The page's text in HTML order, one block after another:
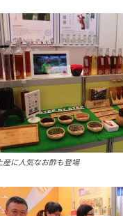
産に人気なお酢も登場